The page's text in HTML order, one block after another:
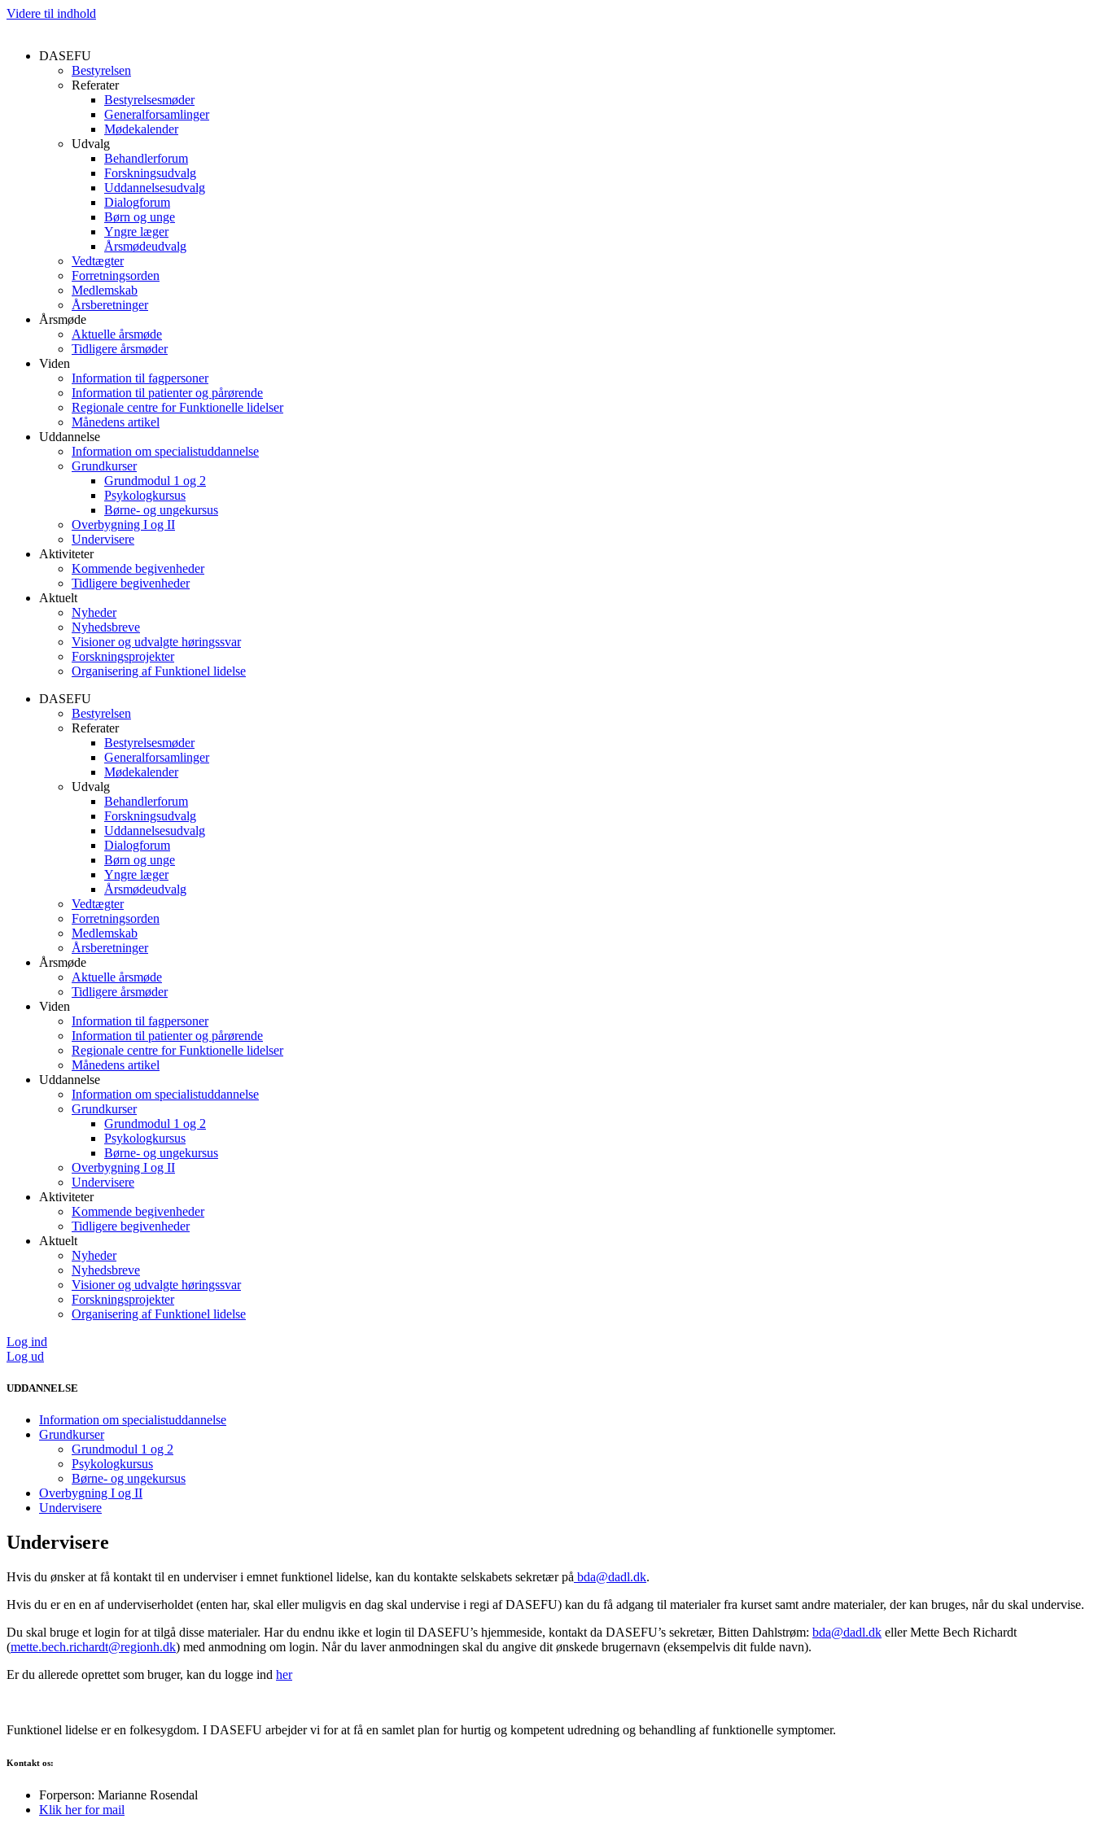
Videre til indhold
DASEFU
Bestyrelsen
Referater
Bestyrelsesmøder
Generalforsamlinger
Mødekalender
Udvalg
Behandlerforum
Forskningsudvalg
Uddannelsesudvalg
Dialogforum
Børn og unge
Yngre læger
Årsmødeudvalg
Vedtægter
Forretningsorden
Medlemskab
Årsberetninger
Årsmøde
Aktuelle årsmøde
Tidligere årsmøder
Viden
Information til fagpersoner
Information til patienter og pårørende
Regionale centre for Funktionelle lidelser
Månedens artikel
Uddannelse
Information om specialistuddannelse
Grundkurser
Grundmodul 1 og 2
Psykologkursus
Børne- og ungekursus
Overbygning I og II
Undervisere
Aktiviteter
Kommende begivenheder
Tidligere begivenheder
Aktuelt
Nyheder
Nyhedsbreve
Visioner og udvalgte høringssvar
Forskningsprojekter
Organisering af Funktionel lidelse
DASEFU
Bestyrelsen
Referater
Bestyrelsesmøder
Generalforsamlinger
Mødekalender
Udvalg
Behandlerforum
Forskningsudvalg
Uddannelsesudvalg
Dialogforum
Børn og unge
Yngre læger
Årsmødeudvalg
Vedtægter
Forretningsorden
Medlemskab
Årsberetninger
Årsmøde
Aktuelle årsmøde
Tidligere årsmøder
Viden
Information til fagpersoner
Information til patienter og pårørende
Regionale centre for Funktionelle lidelser
Månedens artikel
Uddannelse
Information om specialistuddannelse
Grundkurser
Grundmodul 1 og 2
Psykologkursus
Børne- og ungekursus
Overbygning I og II
Undervisere
Aktiviteter
Kommende begivenheder
Tidligere begivenheder
Aktuelt
Nyheder
Nyhedsbreve
Visioner og udvalgte høringssvar
Forskningsprojekter
Organisering af Funktionel lidelse
Log ind
Log ud
UDDANNELSE
Information om specialistuddannelse
Grundkurser
Grundmodul 1 og 2
Psykologkursus
Børne- og ungekursus
Overbygning I og II
Undervisere
Undervisere
Hvis du ønsker at få kontakt til en underviser i emnet funktionel lidelse, kan du kontakte selskabets sekretær på bda@dadl.dk.
Hvis du er en en af underviserholdet (enten har, skal eller muligvis en dag skal undervise i regi af DASEFU) kan du få adgang til materialer fra kurset samt andre materialer, der kan bruges, når du skal undervise.
Du skal bruge et login for at tilgå disse materialer. Har du endnu ikke et login til DASEFU’s hjemmeside, kontakt da DASEFU’s sekretær, Bitten Dahlstrøm: bda@dadl.dk ellerMette Bech Richardt
(mette.bech.richardt@regionh.dk) med anmodning om login. Når du laver anmodningen skal du angive dit ønskede brugernavn (eksempelvis dit fulde navn).
Er du allerede oprettet som bruger, kan du logge ind her
Funktionel lidelse er en folkesygdom. I DASEFU arbejder vi for at få en samlet plan for hurtig og kompetent udredning og behandling af funktionelle symptomer.
Kontakt os:
Forperson: Marianne Rosendal
Klik her for mail